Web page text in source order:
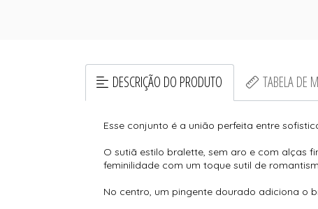
DESCRIÇÃO DO PRODUTO TABELA DE
Esse conjunto é a união perfeita entre
O sutiã estilo bralette, sem aro e com alças
feminilidade com um toque sutil de
No centro, um pingente dourado adiciona o